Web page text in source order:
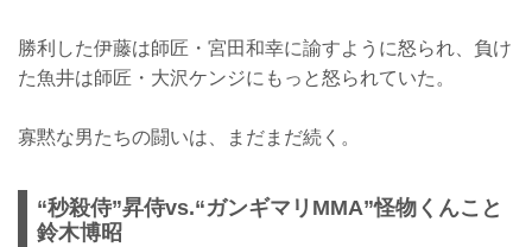
勝利した伊藤は師匠・宮田和幸に諭すように怒られ、負け
た魚井は師匠・大沢ケンジにもっと怒られていた。
寡黙な男たちの闘いは、まだまだ続く。
“秒殺侍”昇侍vs.“ガンギマリMMA”怪物くんこと
鈴木博昭